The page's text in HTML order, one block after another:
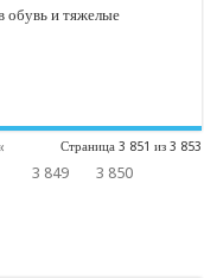
обувь и тяжелые
Страница 3 851 из 3 853
3 849
3 850